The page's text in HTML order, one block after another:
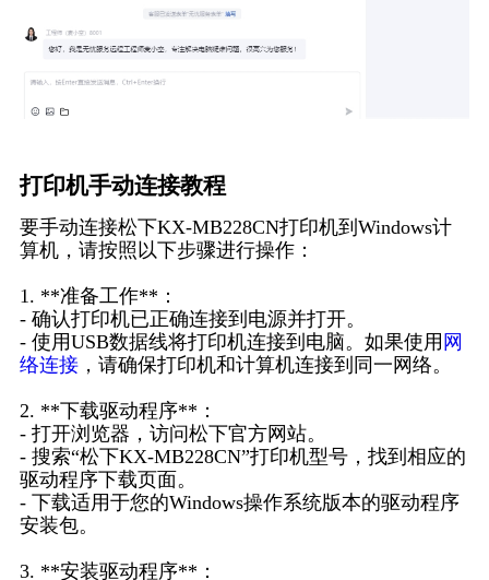
打印机手动连接教程
要手动连接松下KX-MB228CN打印机到Windows计
算机，请按照以下步骤进行操作：
1. **准备工作**：
- 确认打印机已正确连接到电源并打开。
- 使用USB数据线将打印机连接到电脑。如果使用 网
络连接，请确保打印机和计算机连接到同一网络。
2. **下载驱动程序**：
- 打开浏览器，访问松下官方网站。
- 搜索“松下KX-MB228CN”打印机型号，找到相应的
驱动程序下载页面。
- 下载适用于您的Windows操作系统版本的驱动程序
安装包。
3. **安装驱动程序**：